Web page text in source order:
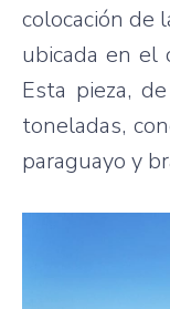
colocación de
ubicada en
Esta pieza,
toneladas,
paraguayo y